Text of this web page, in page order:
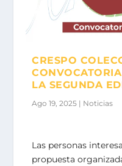
CRESPO
LA SEGUNDA
Ago 19, 2025 | Noticias
Las personas
propuesta